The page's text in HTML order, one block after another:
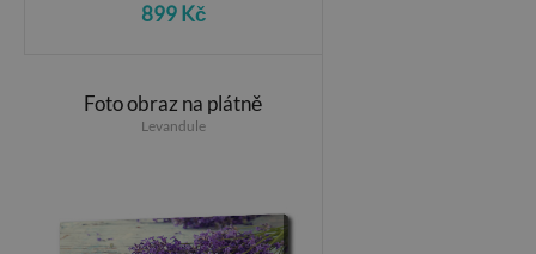
899 Kč
Foto obraz na plátně
Levandule